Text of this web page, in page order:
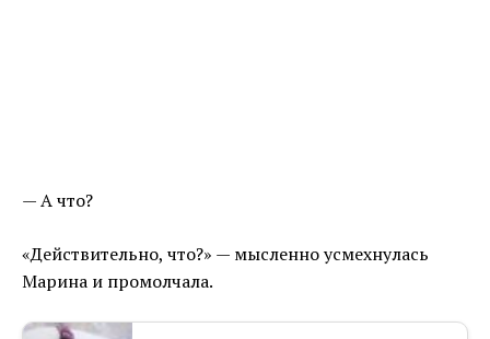
— А что?
«Действительно, что?» — мысленно усмехнулась
Марина и промолчала.